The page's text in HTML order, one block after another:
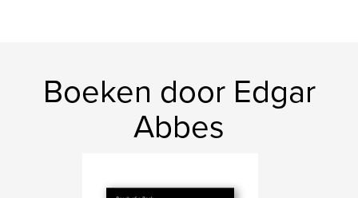
Boeken door Edgar
Abbes